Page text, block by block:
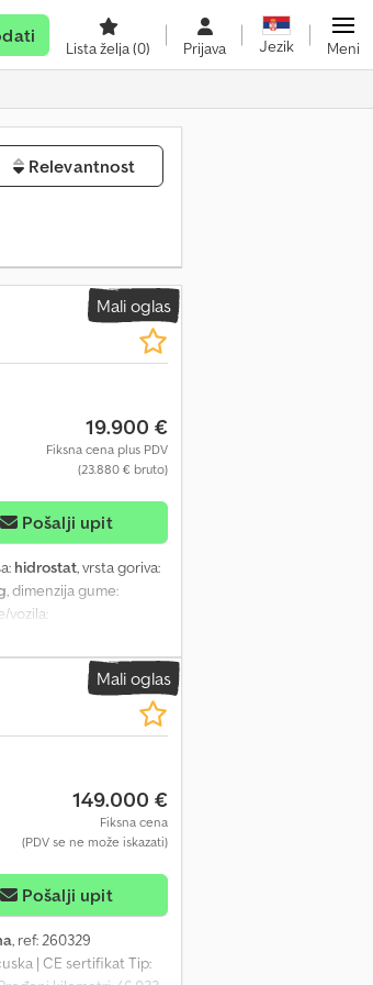
Lista želja(0) Prijava Jezik Meni
Relevantnost
Mali oglas
19.900 €
Fiksna cena plus PDV
(23.880 € bruto)
Pošalji upit
hidrostat, vrsta goriva:
, dimenzija gume:
vozila:
konstrukcija,
mm. Djdszmdwdspfx
Mali oglas
149.000 €
Fiksna cena
(PDV se ne može iskazati)
Pošalji upit
, ref: 260329
| CE sertifikat Tip: